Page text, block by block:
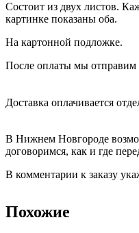
Состоит из двух листов.
картинке показаны оба.
На картонной подложке.
После оплаты мы
Доставка оплачивается
В Нижнем Новгороде
договоримся, как и где
В комментарии к заказу
Похожие